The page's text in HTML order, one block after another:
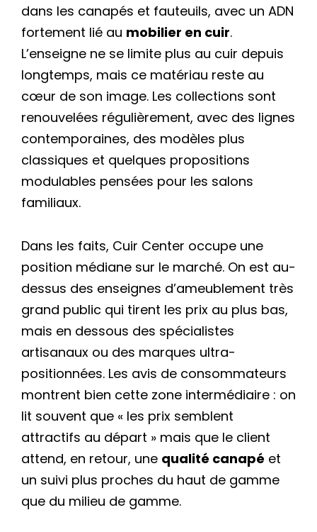
dans les canapés et fauteuils, avec un ADN
fortement lié au mobilier en cuir.
L’enseigne ne se limite plus au cuir depuis
longtemps, mais ce matériau reste au
cœur de son image. Les collections sont
renouvelées régulièrement, avec des lignes
contemporaines, des modèles plus
classiques et quelques propositions
modulables pensées pour les salons
familiaux.
Dans les faits, Cuir Center occupe une
position médiane sur le marché. On est au-
dessus des enseignes d’ameublement très
grand public qui tirent les prix au plus bas,
mais en dessous des spécialistes
artisanaux ou des marques ultra-
positionnées. Les avis de consommateurs
montrent bien cette zone intermédiaire : on
lit souvent que « les prix semblent
attractifs au départ » mais que le client
attend, en retour, une qualité canapé et
un suivi plus proches du haut de gamme
que du milieu de gamme.